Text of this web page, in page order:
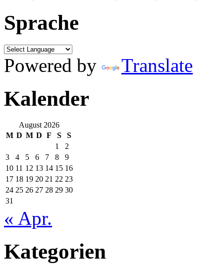
Sprache
Powered by Translate
Kalender
August 2026
M D M D F S
S
1
2
3
4 5 6 7 8
9
10 11 12 13 14 15 16
17 18 19 20 21 22 23
24 25 26 27 28 29 30
31
« Apr.
Kategorien